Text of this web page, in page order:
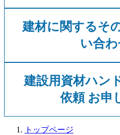
建材に関するそ
い合
建設用資材ハン
依頼 お申
トップページ